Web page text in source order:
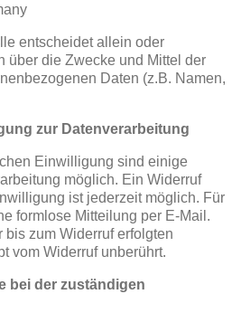
entscheidet allein oder
über die Zwecke und Mittel der
Daten (z.B. Namen,
zur Datenverarbeitung
Einwilligung sind einige
möglich. Ein Widerruf
ist jederzeit möglich. Für
formlose Mitteilung per E-Mail.
zum Widerruf erfolgten
vom Widerruf unberührt.
bei der zuständigen